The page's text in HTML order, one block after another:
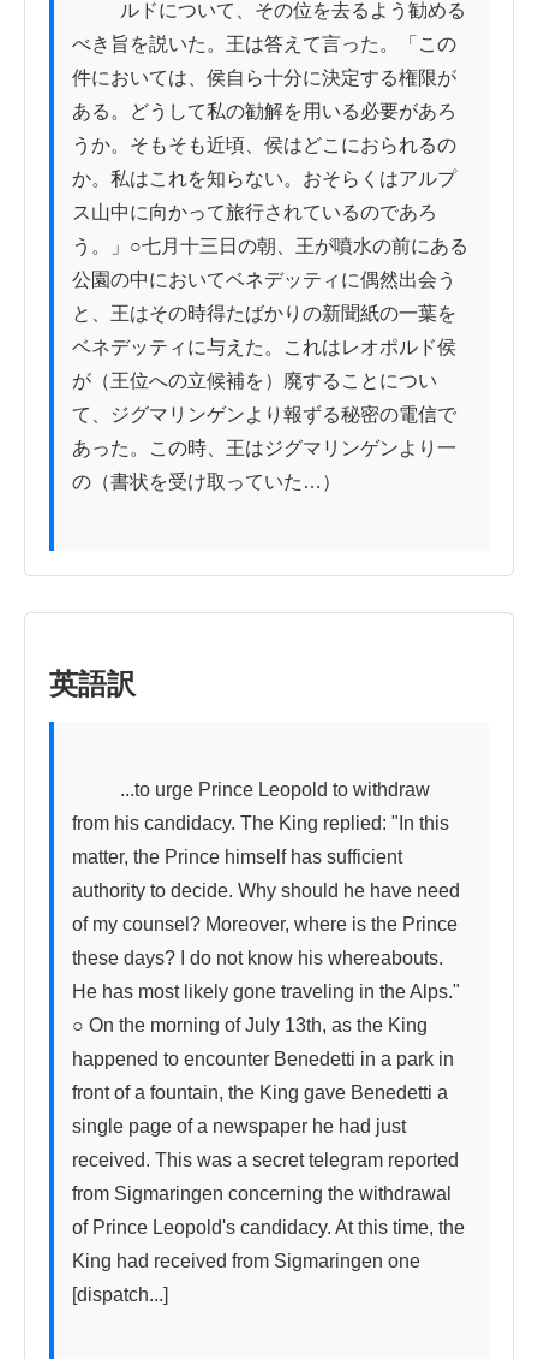
べき旨を説いた。王は答えて言った。「この
件においては、侯自ら十分に決定する権限が
ある。どうして私の勧解を用いる必要があろ
うか。そもそも近頃、侯はどこにおられるの
か。私はこれを知らない。おそらくはアルプ
ス山中に向かって旅行されているのであろ
う。」○七月十三日の朝、王が噴水の前にある
公園の中においてベネデッティに偶然出会う
と、王はその時得たばかりの新聞紙の一葉を
ベネデッティに与えた。これはレオポルド侯
が（王位への立候補を）廃することについ
て、ジグマリンゲンより報ずる秘密の電信で
あった。この時、王はジグマリンゲンより一
の（書状を受け取っていた…）
英語訳
from his candidacy. The King replied: "In this
matter, the Prince himself has sufficient
authority to decide. Why should he have need
of my counsel? Moreover, where is the Prince
these days? I do not know his whereabouts.
He has most likely gone traveling in the Alps."
○ On the morning of July 13th, as the King
happened to encounter Benedetti in a park in
front of a fountain, the King gave Benedetti a
single page of a newspaper he had just
received. This was a secret telegram reported
from Sigmaringen concerning the withdrawal
of Prince Leopold's candidacy. At this time, the
King had received from Sigmaringen one
[dispatch...]